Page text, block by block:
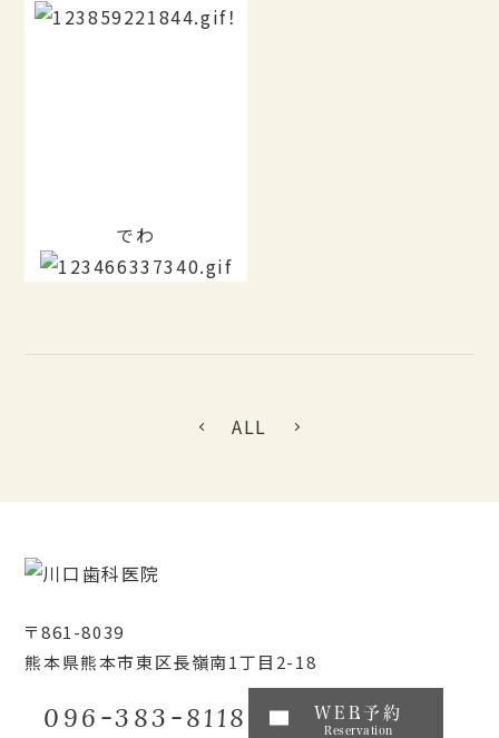
！
でわ
ALL
〒861-8039
熊本県熊本市東区長嶺南1丁目2-18
096-383-8118 WEB予約
Reservation